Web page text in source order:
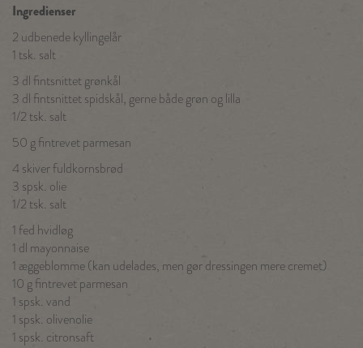
Ingredienser
2 udbenede kyllingelår
1 tsk. salt
3 dl fintsnittet grønkål
3 dl fintsnittet spidskål, gerne både grøn og lilla
1/2 tsk. salt
50 g fintrevet parmesan
4 skiver fuldkornsbrød
3 spsk. olie
1/2 tsk. salt
1 fed hvidløg
1 dl mayonnaise
1 æggeblomme (kan udelades, men gør dressingen mere cremet)
10 g fintrevet parmesan
1 spsk. vand
1 spsk. olivenolie
1 spsk. citronsaft